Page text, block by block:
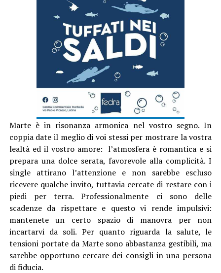
Marte è in risonanza armonica nel vostro segno. In
coppia date il meglio di voi stessi per mostrare la vostra
lealtà ed il vostro amore: l’atmosfera è romantica e si
prepara una dolce serata, favorevole alla complicità. I
single attirano l’attenzione e non sarebbe escluso
ricevere qualche invito, tuttavia cercate di restare con i
piedi per terra. Professionalmente ci sono delle
scadenze da rispettare e questo vi rende impulsivi:
mantenete un certo spazio di manovra per non
incartarvi da soli. Per quanto riguarda la salute, le
tensioni portate da Marte sono abbastanza gestibili, ma
sarebbe opportuno cercare dei consigli in una persona
di fiducia.